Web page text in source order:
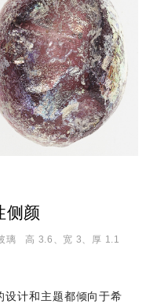
侧颜
璃 高 3.6、宽 3、厚 1.1
设计和主题都倾向于希